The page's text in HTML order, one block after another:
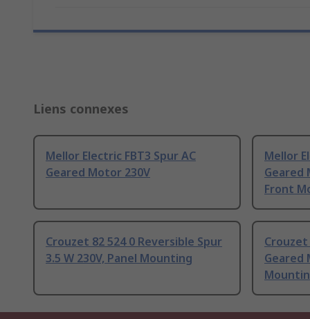
Liens connexes
Mellor Electric FBT3 Spur AC
Geared Motor 230V
Mellor
Geared
Front
Crouzet 82 524 0 Reversible Spur
3.5 W 230V, Panel Mounting
Crouzet
Geared